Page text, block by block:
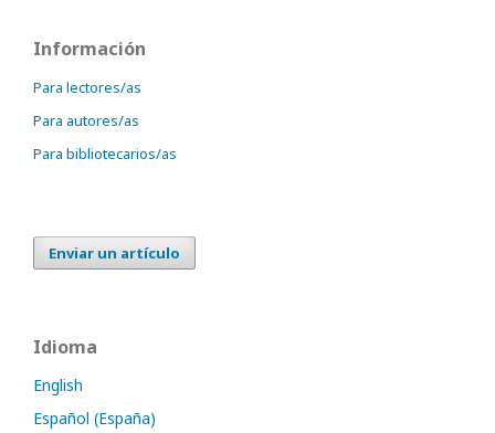
Información
Para lectores/as
Para autores/as
Para bibliotecarios/as
Enviar un artículo
Idioma
English
Español (España)